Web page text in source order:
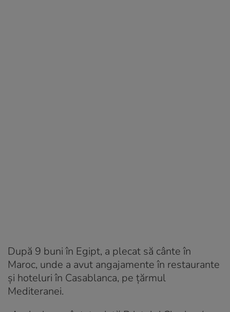
După 9 buni în Egipt, a plecat să cânte în
Maroc, unde a avut angajamente în restaurante
și hoteluri în Casablanca, pe țărmul
Mediteranei.